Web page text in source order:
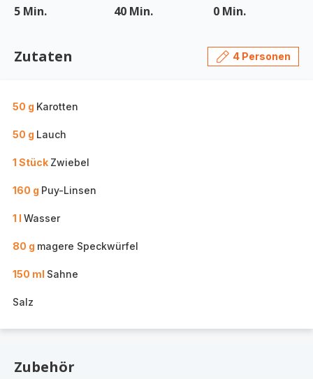
5 Min. 40 Min. 0 Min.
Zutaten 4 Personen
50 g Karotten
50 g Lauch
1 Stück Zwiebel
160 g Puy-Linsen
1 l Wasser
80 g magere Speckwürfel
150 ml Sahne
Salz
Zubehör